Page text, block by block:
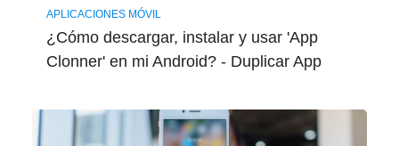
APLICACIONES MÓVIL
¿Cómo descargar, instalar y usar 'App
Clonner' en mi Android? - Duplicar App